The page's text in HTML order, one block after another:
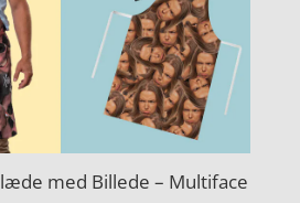
med Billede – Multiface